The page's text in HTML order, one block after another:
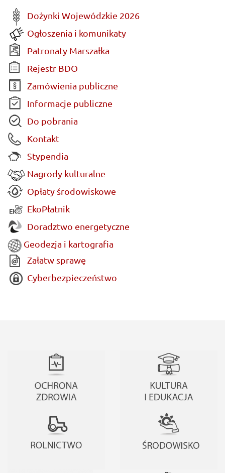
Dożynki Wojewódzkie 2026
Ogłoszenia i komunikaty
Patronaty Marszałka
Rejestr BDO
Zamówienia publiczne
Informacje publiczne
Do pobrania
Kontakt
Stypendia
Nagrody kulturalne
Opłaty środowiskowe
EkoPłatnik
Doradztwo energetyczne
Geodezja i kartografia
Załatw sprawę
Cyberbezpieczeństwo